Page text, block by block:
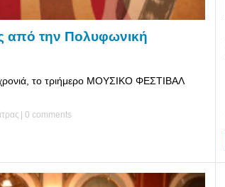
από την Πολυφωνική
χρονιά, το τριήμερο ΜΟΥΣΙΚΟ ΦΕΣΤΙΒΑΛ
0 comments